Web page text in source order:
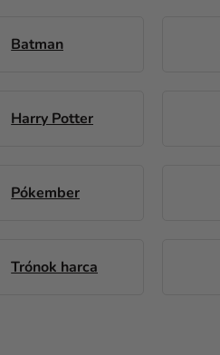
Batman
Harry Potter
Pókember
Trónok harca